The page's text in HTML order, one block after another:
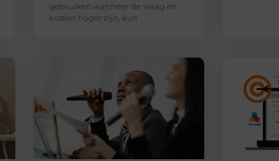
gebruiken wanneer de vraag en
kosten hoger zijn, kun